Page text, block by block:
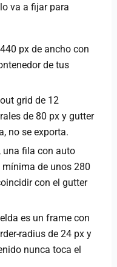
va a fijar para
px de ancho con
de tus
grid de 12
de 80 px y gutter
no se exporta.
una fila con auto
de unos 280
con el gutter
es un frame con
radius de 24 px y
nunca toca el